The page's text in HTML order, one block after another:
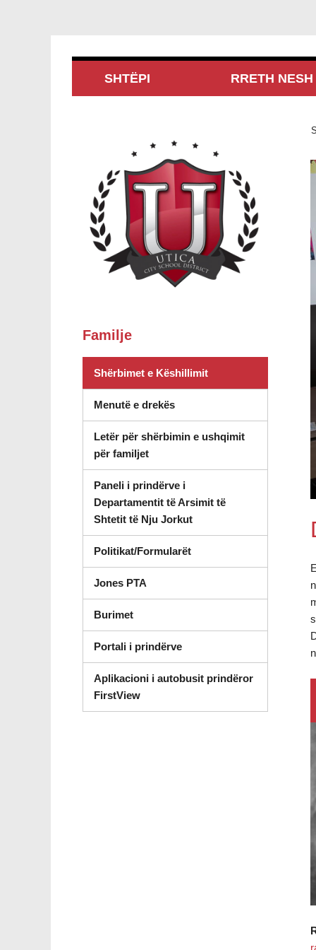
SHTËPI RRETH NESH
Familje
Shërbimet e Këshillimit(hapet në dritare të re)
Menutë e drekës
Letër për shërbimin e ushqimit
për familjet
Paneli i prindërve i
Departamentit të Arsimit të
Shtetit të Nju Jorkut(hapet në dritaren e re)
Politikat/Formularët
Jones PTA
Burimet
Portali i prindërve
Aplikacioni i autobusit prindëror
FirstView